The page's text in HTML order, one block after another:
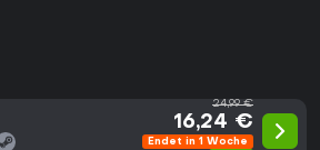
24,99 €
16,24 €
Endet in 1 Woche